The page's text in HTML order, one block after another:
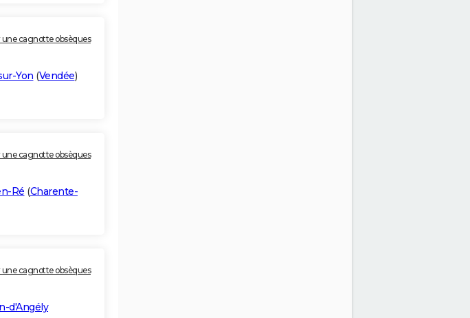
une cagnotte obsèques
Yon (Vendée)
une cagnotte obsèques
Ré (Charente-
une cagnotte obsèques
d'Angély